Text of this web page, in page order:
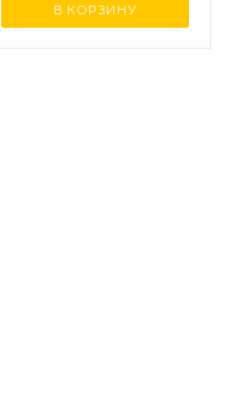
В КОРЗИНУ